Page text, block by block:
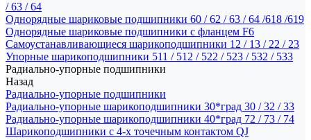
/ 63 / 64
Однорядные шариковые подшипники 60 / 62 / 63 / 64 /618 /619
Однорядные шариковые подшипники с фланцем F6
Самоустанавливающиеся шарикоподшипники 12 / 13 / 22 / 23
Упорные шарикоподшипники 511 / 512 / 522 / 523 / 532 / 533
Радиально-упорные подшипники
Назад
Радиально-упорные подшипники
Радиально-упорные шарикоподшипники 30*град 30 / 32 / 33
Радиально-упорные шарикоподшипники 40*град 72 / 73 / 74
Шарикоподшипники с 4-х точечным контактом QJ